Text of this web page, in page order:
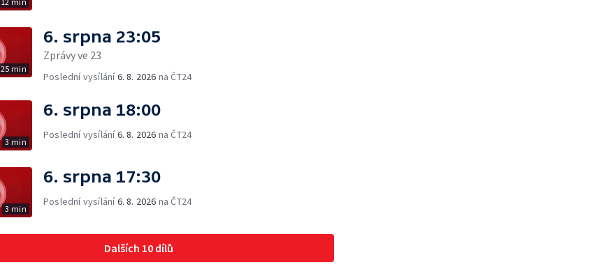
25 min
6. srpna 23:05
Zprávy ve 23
Poslední vysílání6. 8. 2026 na ČT24
3 min
6. srpna 18:00
Poslední vysílání6. 8. 2026 na ČT24
3 min
6. srpna 17:30
Poslední vysílání6. 8. 2026 na ČT24
Dalších 10 dílů